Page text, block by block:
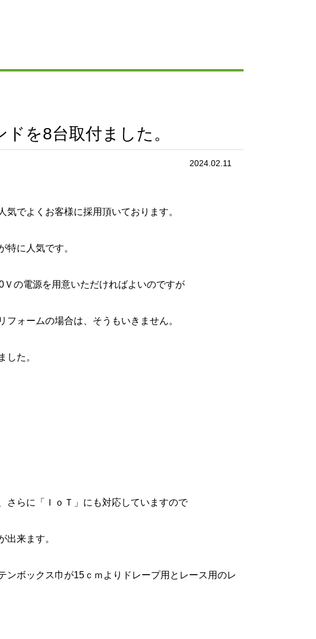
を8台取付ました。
2024.02.11
でよくお客様に採用頂いております。
特に人気です。
の電源を用意いただければよいのですが
ォームの場合は、そうもいきません。
した。
さらに「ＩｏＴ」にも対応していますので
出来ます。
ンボックス巾が15ｃｍよりドレープ用とレース用のレ